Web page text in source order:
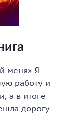
меня» Я
работу и
а в итоге
дорогу